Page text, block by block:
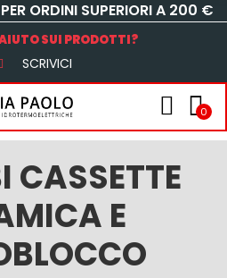
PER ORDINI SUPERIORI A 200 €
SUI PRODOTTI?
SCRIVICI
0
CASSETTE
E